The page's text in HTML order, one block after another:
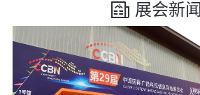
展会新闻